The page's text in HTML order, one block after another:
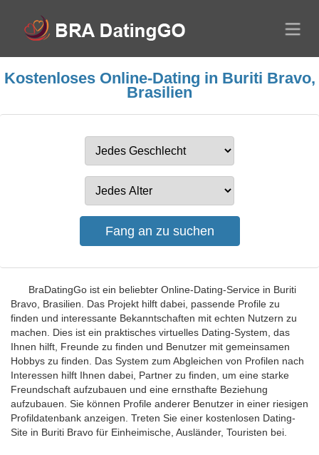
Kostenloses Online-Dating in Buriti Bravo,
Brasilien
BraDatingGo ist ein beliebter Online-Dating-Service in Buriti
Bravo, Brasilien. Das Projekt hilft dabei, passende Profile zu
finden und interessante Bekanntschaften mit echten Nutzern zu
machen. Dies ist ein praktisches virtuelles Dating-System, das
Ihnen hilft, Freunde zu finden und Benutzer mit gemeinsamen
Hobbys zu finden. Das System zum Abgleichen von Profilen nach
Interessen hilft Ihnen dabei, Partner zu finden, um eine starke
Freundschaft aufzubauen und eine ernsthafte Beziehung
aufzubauen. Sie können Profile anderer Benutzer in einer riesigen
Profildatenbank anzeigen. Treten Sie einer kostenlosen Dating-
Site in Buriti Bravo für Einheimische, Ausländer, Touristen bei.